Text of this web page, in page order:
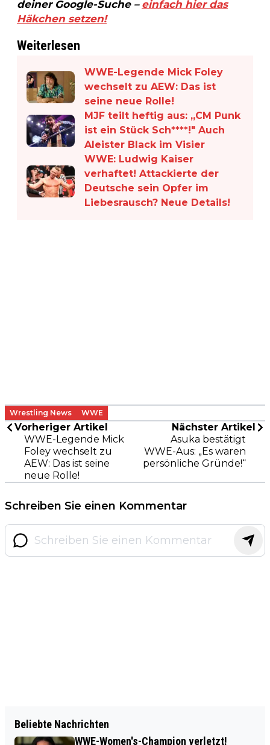
deiner Google-Suche – einfach hier das
Häkchen setzen!
Weiterlesen
WWE-Legende Mick Foley
wechselt zu AEW: Das ist
seine neue Rolle!
MJF teilt heftig aus: „CM Punk
ist ein Stück Sch****!" Auch
Aleister Black im Visier
WWE: Ludwig Kaiser
verhaftet! Attackierte der
Deutsche sein Opfer im
Liebesrausch? Neue Details!
Wrestling News WWE
Vorheriger Artikel
WWE-Legende Mick
Foley wechselt zu
AEW: Das ist seine
neue Rolle!
Nächster Artikel
Asuka bestätigt
WWE-Aus: „Es waren
persönliche Gründe!“
Schreiben Sie einen Kommentar
Beliebte Nachrichten
WWE-Women's-Champion verletzt!